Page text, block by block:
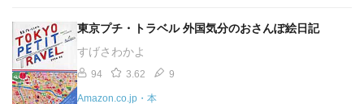
東京プチ・トラベル 外国気分のおさんぽ絵日記
すげさわかよ
94 3.62 9
Amazon.co.jp・本